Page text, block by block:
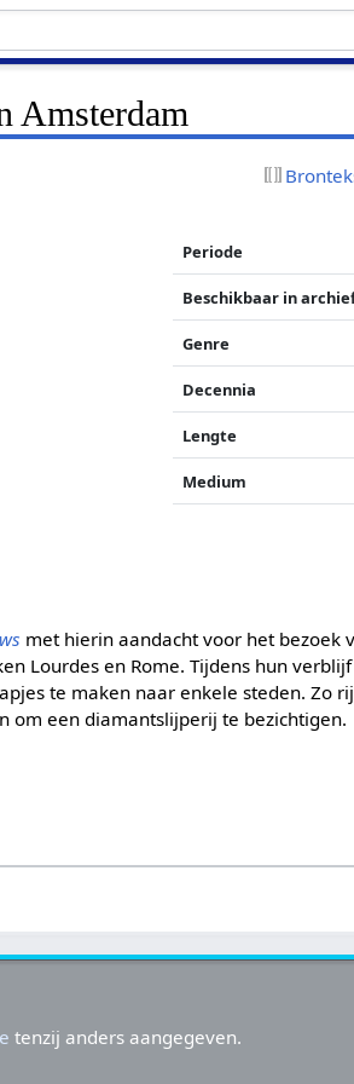
Amsterdam
Periode
Beschikbaar in
Genre
Decennia
Lengte
Medium
met hierin aandacht voor het bezoek
Lourdes en Rome. Tijdens hun
te maken naar enkele steden. Zo
om een diamantslijperij te bezichtigen.
tenzij anders aangegeven.